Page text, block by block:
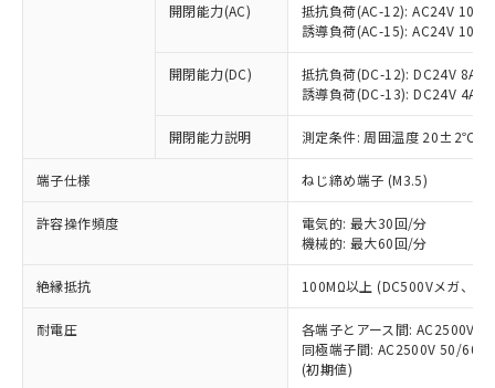
開閉能力(AC)
抵抗負荷(AC-12): AC24V 10A/
誘導負荷(AC-15): AC24V
開閉能力(DC)
抵抗負荷(DC-12): DC24V 8A/
誘導負荷(DC-13): DC24V 4A/
開閉能力説明 測定条件: 周囲温度 20±2℃、
端子仕様 ねじ締め端子 (M3.5)
許容操作頻度
電気的: 最大30回/分
機械的: 最大60回/分
絶縁抵抗 100MΩ以上 (DC500Vメガ、点
耐電圧
各端子とアース間: AC2500V
同極端子間: AC2500V 50/
(初期値)
以下の条件をお読みいただき、同意のうえ
ご利用ください。
本サービスは、当社制御機器事業取扱
商品の当社在庫状況および標準価格
(税抜)を提供させていただくもので
当社制御機器事業取扱商品の中には、
本サービスの対象外となる商品もある
ことをご了承ください。
在庫状況および標準価格照会結果は、
記載している更新日時点での社内デー
タに基づき作成されるものであり、閲
覧された時点での実際の在庫および標
準価格とは異なる場合があることをご
対応予定なし：EU RoHS指令（10物質）の
非含有に非対応の商品で、対応品を出す予
定はありません。
調査・確認中：EU RoHS指令（10物質）の
非含有の対応状況を調査中または確認中の
非該当品：ライセンス料など無形物で、有
害物質有無と関係のない商品です。
仕入先様の事情により、非含有部品として
いたものが、含有品と判明した場合などや
むを得ず変更することがあります。
六価クロム(Cr(Ⅵ)) 1000ppm以下、ポリ臭化ビフェニル
類(PBB) 1000ppm以下、ポリ臭化ジフェニルエーテル類
「○」：最大均質材料含有率が中国RoHSの
基準値以下であることを示します。
「×」：最大均質材料含有率が中国RoHSの
基準値を超えていることを示します。
「－」：未確認です。当社販売部門へお問
*中国RoHS10物質の基準値 (GB/T26572)：
Pb(鉛) :1000ppm、 Hg(水銀) : 1000ppm、 Cd(カドミウ
Cr(Ⅵ)(六価クロム) : 1000ppm、 PBBs(ポリ臭化ビフェ
当社は、これら貴社製品のうち、外国
為替および外国貿易法に定める商品
（以下｢規制貨物等」という）を輸出
または国外への提供する場合は、日本
国政府の輸出許可(または役務取引許
可)を取得するなどの必要な手続きを